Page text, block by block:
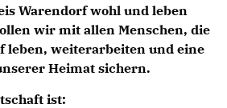
Warendorf-Beckum
Regionalrat Münster
Fraktion der CDU
Vereinigung KPV NRW
Warendorf wohl und leben
wir mit allen Menschen, die
leben, weiterarbeiten und eine
Heimat sichern.
ist: